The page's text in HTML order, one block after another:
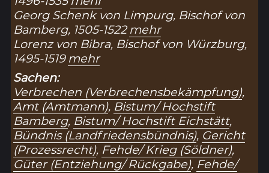
Georg Schenk von Limpurg, Bischof von
Bamberg, 1505-1522 mehr
Lorenz von Bibra, Bischof von Würzburg,
1495-1519 mehr
Sachen:
Verbrechen (Verbrechensbekämpfung),
Amt (Amtmann), Bistum/ Hochstift
Bamberg, Bistum/ Hochstift Eichstätt,
Bündnis (Landfriedensbündnis), Gericht
(Prozessrecht), Fehde/ Krieg (Söldner),
Güter (Entziehung/ Rückgabe), Fehde/